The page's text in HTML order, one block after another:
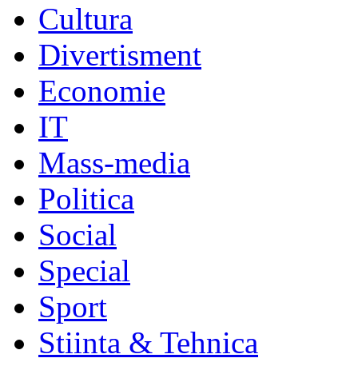
Cultura
Divertisment
Economie
IT
Mass-media
Politica
Social
Special
Sport
Stiinta & Tehnica